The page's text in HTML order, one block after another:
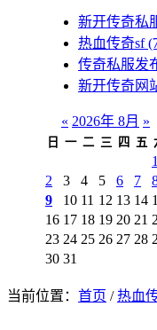
新开传奇私
热血传奇sf
传奇私服发
新开传奇网
« 2026年 8月 »
日 一 二 三 四 五
1
2
3 4 5 6 7
9
10 11 12 13 14
16 17 18 19 20 21
23 24 25 26 27 28
30 31
当前位置： 首页 /热血